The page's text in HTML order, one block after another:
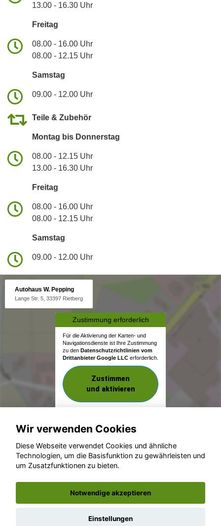
13.00 - 16.30 Uhr
Freitag
08.00 - 16.00 Uhr
08.00 - 12.15 Uhr
Samstag
09.00 - 12.00 Uhr
Teile & Zubehör
Montag bis Donnerstag
08.00 - 12.15 Uhr
13.00 - 16.30 Uhr
Freitag
08.00 - 16.00 Uhr
08.00 - 12.15 Uhr
Samstag
09.00 - 12.00 Uhr
Autohaus W. Pepping
Lange Str. 5, 33397 Rietberg
Zustimmung erforderlich
Für die Aktivierung der Karten- und
Navigationsdienste ist Ihre Zustimmung
zu den Datenschutzrichtlinien vom
Drittanbieter Google LLC erforderlich.
Zustimmen
und aktivieren
© konjunkturmotor.de GmbH 2020 - 2026
Wir verwenden Cookies
Diese Webseite verwendet Cookies und ähnliche
Technologien, um die Basisfunktion zu gewährleisten und
um Zusatzfunktionen zu bieten.
Notwendige akzeptieren
Einstellungen